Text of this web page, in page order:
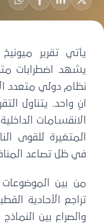
يشهد اضطرابات
نظام دولي متعدد
آنٍ واحد. يتناول
الانقسامات
المتغيرة للقوى
في ظل تصاعد
من بين الموضوعات
تراجع الأحادية
والصراع بين